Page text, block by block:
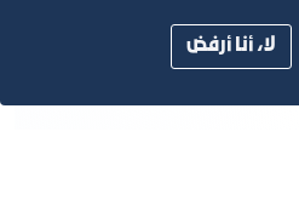
لا، أنا أرفض